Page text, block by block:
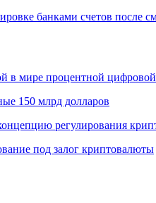
банками счетов после
в мире процентной
150 млрд долларов
регулирования
под залог криптовалюты